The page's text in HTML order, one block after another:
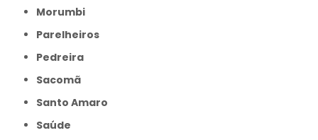
Morumbi
Parelheiros
Pedreira
Sacomã
Santo Amaro
Saúde